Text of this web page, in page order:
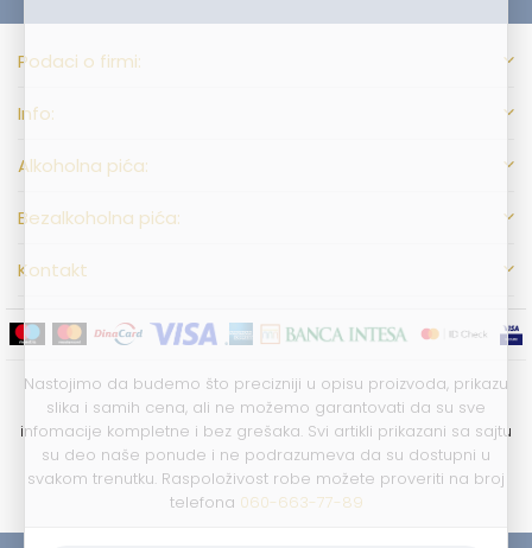
Podaci o firmi:
Info:
Alkoholna pića:
Bezalkoholna pića:
Kontakt
Nastojimo da budemo što precizniji u opisu proizvoda, prikazu
slika i samih cena, ali ne možemo garantovati da su sve
infomacije kompletne i bez grešaka. Svi artikli prikazani sa sajtu
su deo naše ponude i ne podrazumeva da su dostupni u
svakom trenutku. Raspoloživost robe možete proveriti na broj
telefona 060-663-77-89